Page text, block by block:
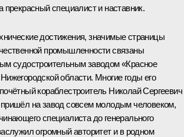
прекрасный специалист и наставник.
достижения, значимые страницы
промышленности связаны
судостроительным заводом «Красное
области. Многие годы его
кораблестроитель Николай Сергеевич
на завод совсем молодым человеком,
специалиста до генерального
огромный авторитет и в родном